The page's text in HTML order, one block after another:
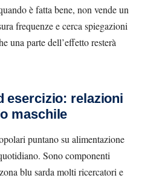
è fatta bene, non vende un
frequenze e cerca spiegazioni
una parte dell’effetto resterà
esercizio: relazioni
maschile
puntano su alimentazione
Sono componenti
blu sarda molti ricercatori e